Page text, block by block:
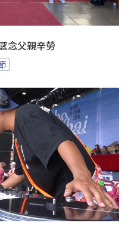
念父親辛勞